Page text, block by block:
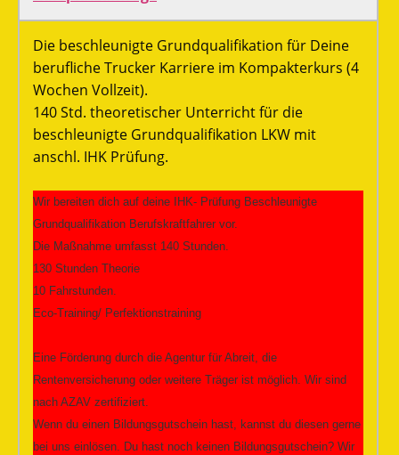
Die beschleunigte Grundqualifikation für Deine
berufliche Trucker Karriere im Kompakterkurs (4
Wochen Vollzeit).
140 Std. theoretischer Unterricht für die
beschleunigte Grundqualifikation LKW mit
anschl. IHK Prüfung.
Wir bereiten dich auf deine IHK- Prüfung Beschleunigte
Grundqualifikation Berufskraftfahrer vor.
Die Maßnahme umfasst 140 Stunden.
130 Stunden Theorie
10 Fahrstunden.
Eco-Training/ Perfektionstraining
Eine Förderung durch die Agentur für Abreit, die
Rentenversicherung oder weitere Träger ist möglich. Wir sind
nach AZAV zertifiziert.
Wenn du einen Bildungsgutschein hast, kannst du diesen gerne
bei uns einlösen. Du hast noch keinen Bildungsgutschein? Wir